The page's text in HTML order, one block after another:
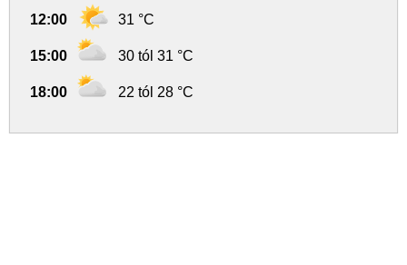
12:00 31 °C
15:00 30 tól 31 °C
18:00 22 tól 28 °C